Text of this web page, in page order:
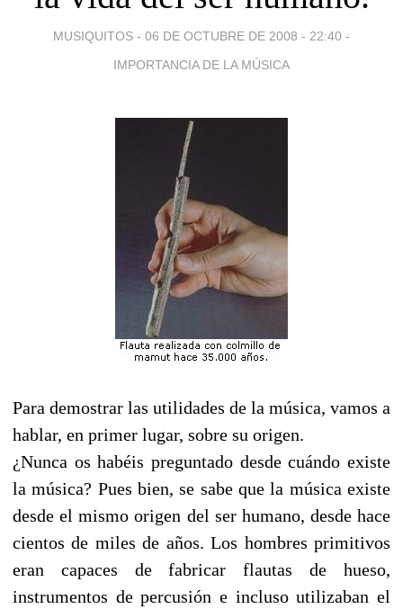
MUSIQUITOS - 06 DE OCTUBRE DE 2008 - 22:40 -
IMPORTANCIA DE LA MÚSICA
Para demostrar las utilidades de la música, vamos a
hablar, en primer lugar, sobre su origen.
¿Nunca os habéis preguntado desde cuándo existe
la música? Pues bien, se sabe que la música existe
desde el mismo origen del ser humano, desde hace
cientos de miles de años. Los hombres primitivos
eran capaces de fabricar flautas de hueso,
instrumentos de percusión e incluso utilizaban el